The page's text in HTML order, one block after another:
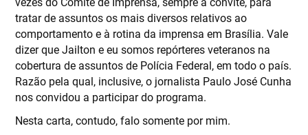
tratar de assuntos os mais diversos relativos ao
comportamento e à rotina da imprensa em Brasília. Vale
dizer que Jailton e eu somos repórteres veteranos na
cobertura de assuntos de Polícia Federal, em todo o país.
Razão pela qual, inclusive, o jornalista Paulo José Cunha
nos convidou a participar do programa.
Nesta carta, contudo, falo somente por mim.